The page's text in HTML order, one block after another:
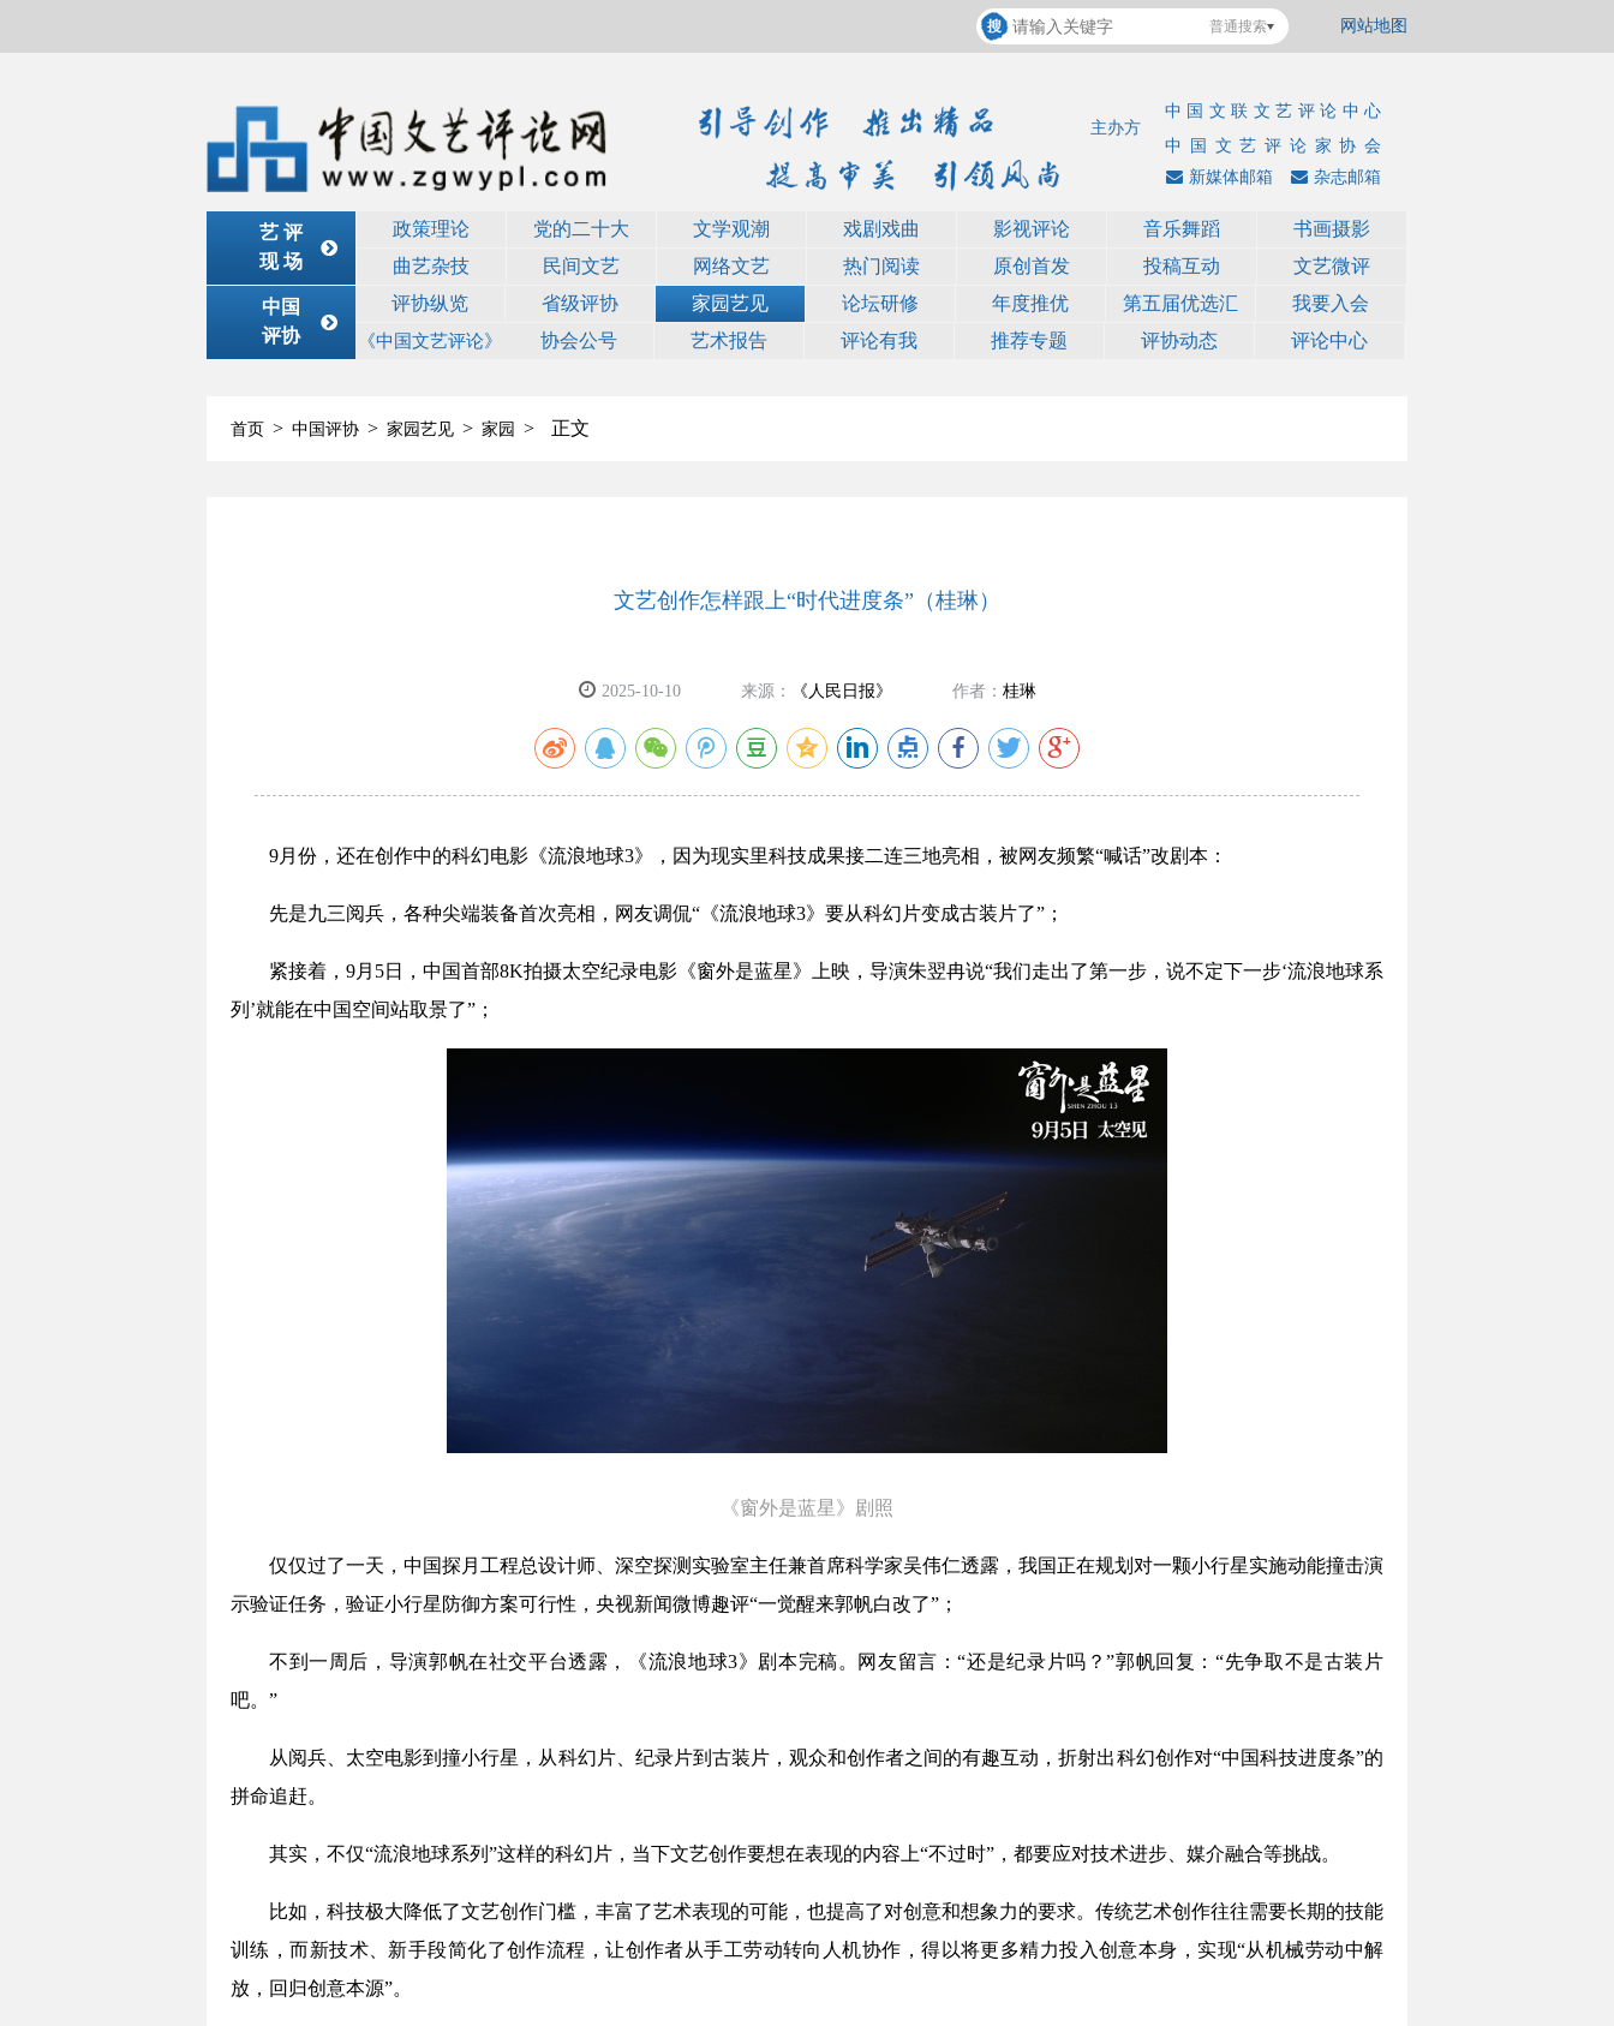
网站地图
普通搜索
中国文联文艺评论中心
中国文艺评论家协会
主办方
杂志邮箱
新媒体邮箱
艺 评
现 场
政策理论 党的二十大 文学观潮 戏剧戏曲 影视评论 音乐舞蹈
书画摄影
曲艺杂技
民间文艺 网络文艺 热门阅读 原创首发 投稿互动
文艺微评
中国
评协
评协纵览 省级评协 家园艺见 论坛研修 年度推优 第五届优选汇 我要入会
《中国文艺评论》 协会公号 艺术报告 评论有我 推荐专题 评协动态 评论中心
首页 > 中国评协 > 家园艺见 > 家园 > 正文
文艺创作怎样跟上“时代进度条”（桂琳）
2025-10-10 来源： 《人民日报》 作者： 桂琳
9月份，还在创作中的科幻电影《流浪地球3》，因为现实里科技成果接二连三地亮相，被网友频繁“喊话”改剧本：
先是九三阅兵，各种尖端装备首次亮相，网友调侃“《流浪地球3》要从科幻片变成古装片了”；
紧接着，9月5日，中国首部8K拍摄太空纪录电影《窗外是蓝星》上映，导演朱翌冉说“我们走出了第一步，说不定下一步‘流浪地球系
列’就能在中国空间站取景了”；
《窗外是蓝星》剧照
仅仅过了一天，中国探月工程总设计师、深空探测实验室主任兼首席科学家吴伟仁透露，我国正在规划对一颗小行星实施动能撞击演
示验证任务，验证小行星防御方案可行性，央视新闻微博趣评“一觉醒来郭帆白改了”；
不到一周后，导演郭帆在社交平台透露，《流浪地球3》剧本完稿。网友留言：“还是纪录片吗？”郭帆回复：“先争取不是古装片
吧。”
从阅兵、太空电影到撞小行星，从科幻片、纪录片到古装片，观众和创作者之间的有趣互动，折射出科幻创作对“中国科技进度条”的
拼命追赶。
其实，不仅“流浪地球系列”这样的科幻片，当下文艺创作要想在表现的内容上“不过时”，都要应对技术进步、媒介融合等挑战。
比如，科技极大降低了文艺创作门槛，丰富了艺术表现的可能，也提高了对创意和想象力的要求。传统艺术创作往往需要长期的技能
训练，而新技术、新手段简化了创作流程，让创作者从手工劳动转向人机协作，得以将更多精力投入创意本身，实现“从机械劳动中解
放，回归创意本源”。